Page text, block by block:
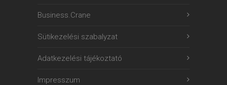
Business.Crane
Sütikezelési szabalyzat
Adatkezelési tájékoztató
Impresszum